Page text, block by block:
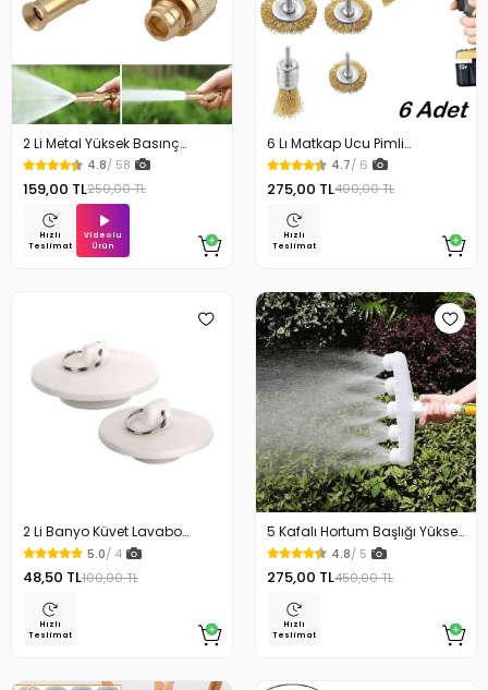
2 Li Metal Yüksek Basınç
Yağmurlamalı Hortum Ucu
4.8/ 58
159,00 TL250,00 TL
Hızlı
Teslimat
Videolu
Ürün
6 Lı Matkap Ucu Pimli
Parlatma Tel Fırça Seti
4.7/ 6
275,00 TL400,00 TL
Hızlı
Teslimat
2 Li Banyo Küvet Lavabo
Tıpası
5.0/ 4
48,50 TL100,00 TL
Hızlı
Teslimat
5 Kafalı Hortum Başlığı Yüksek
Basınçlı Sulama
4.8/ 5
275,00 TL450,00 TL
Hızlı
Teslimat